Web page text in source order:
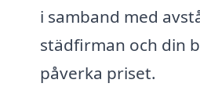
i samband med
städfirman och din
påverka priset.